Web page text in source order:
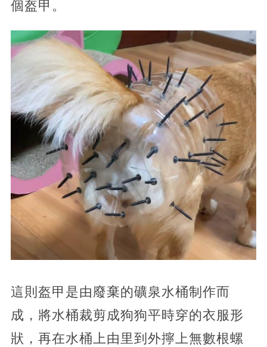
個盔甲。
這則盔甲是由廢棄的礦泉水桶制作而
成，將水桶裁剪成狗狗平時穿的衣服形
狀，再在水桶上由里到外擰上無數根螺